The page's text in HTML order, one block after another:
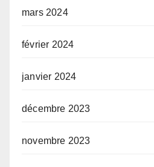
mars 2024
février 2024
janvier 2024
décembre 2023
novembre 2023